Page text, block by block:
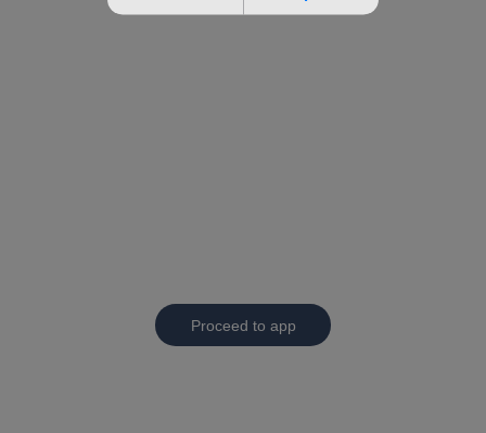
Proceed to app